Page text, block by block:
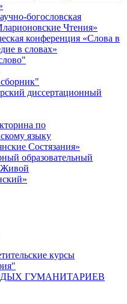
богословская
Чтения»
конференция «Cлова в
в словах»
диссертационный
по
языку
Состязания»
образовательный
Живой
курсы
ГУМАНИТАРИЕВ